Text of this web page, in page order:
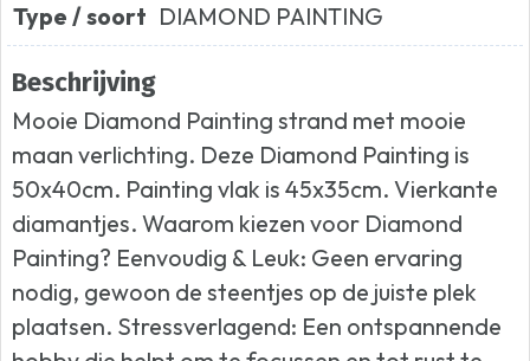
Type / soort DIAMOND PAINTING
Beschrijving
Mooie Diamond Painting strand met mooie
maan verlichting. Deze Diamond Painting is
50x40cm. Painting vlak is 45x35cm. Vierkante
diamantjes. Waarom kiezen voor Diamond
Painting? Eenvoudig & Leuk: Geen ervaring
nodig, gewoon de steentjes op de juiste plek
plaatsen. Stressverlagend: Een ontspannende